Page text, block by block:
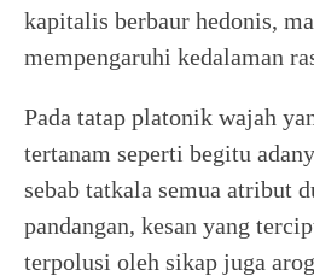
kapitalis berbaur hedonis,
mempengaruhi kedalaman
Pada tatap platonik wajah
tertanam seperti begitu
sebab tatkala semua atribut
pandangan, kesan yang
terpolusi oleh sikap juga